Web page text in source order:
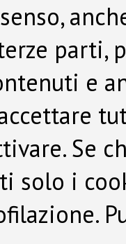
parti,
e
Se
solo i